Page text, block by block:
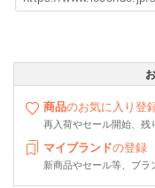
商品のお気に入り登
再入荷やセール開始、残
マイブランドの登録
新商品やセール等、ブラ